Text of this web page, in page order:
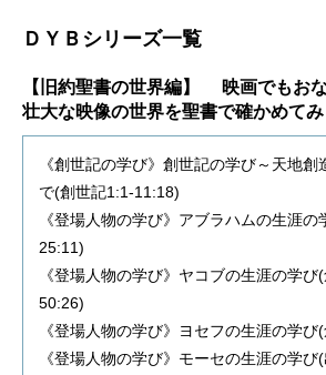
ＤＹＢシリーズ一覧
【旧約聖書の世界編】 映画でもおな
壮大な映像の世界を聖書で確かめてみ
《創世記の学び》創世記の学び～天地創
で(創世記1:1-11:18)
《登場人物の学び》アブラハムの生涯
25:11)
《登場人物の学び》ヤコブの生涯の学び
50:26)
《登場人物の学び》ヨセフの生涯の学
《登場人物の学び》モーセの生涯の学